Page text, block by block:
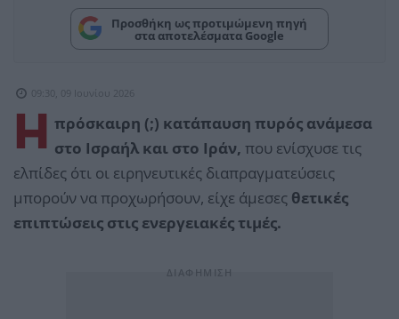
Προσθήκη ως προτιμώμενη πηγή
στα αποτελέσματα Google
09:30, 09 Ιουνίου 2026
H
πρόσκαιρη (;) κατάπαυση πυρός ανάμεσα
στο Ισραήλ και στο Ιράν, που ενίσχυσε τις
ελπίδες ότι οι ειρηνευτικές διαπραγματεύσεις
μπορούν να προχωρήσουν, είχε άμεσες θετικές
επιπτώσεις στις ενεργειακές τιμές.